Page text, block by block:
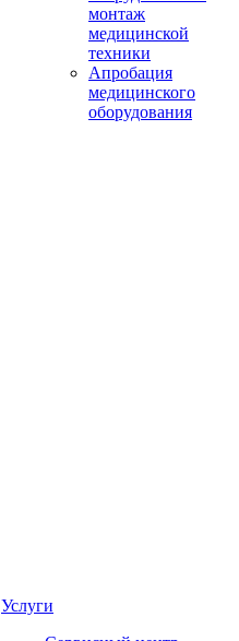
монтаж
медицинской
техники
Апробация
медицинского
оборудования
Услуги